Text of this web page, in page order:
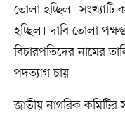
তোলা হচ্ছিল।
হচ্ছিল। দাবি তোলা
বিচারপতিদের নামের
পদত্যাগ চায়।
জাতীয় নাগরিক